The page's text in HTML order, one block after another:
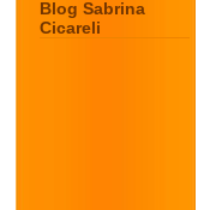
Blog Sabrina
Cicareli